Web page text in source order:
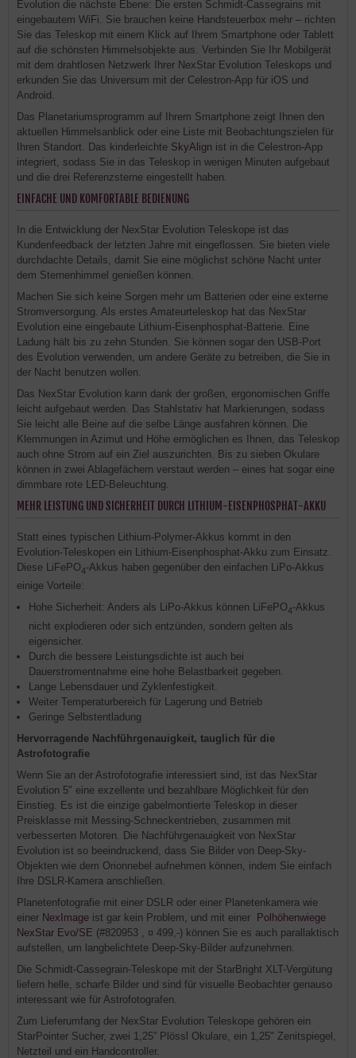
Evolution die nächste Ebene: Die ersten Schmidt-Cassegrains mit
eingebautem WiFi. Sie brauchen keine Handsteuerbox mehr – richten
Sie das Teleskop mit einem Klick auf Ihrem Smartphone oder Tablett
auf die schönsten Himmelsobjekte aus. Verbinden Sie Ihr Mobilgerät
mit dem drahtlosen Netzwerk Ihrer NexStar Evolution Teleskops und
erkunden Sie das Universum mit der Celestron-App für iOS und
Android.
Das Planetariumsprogramm auf Ihrem Smartphone zeigt Ihnen den
aktuellen Himmelsanblick oder eine Liste mit Beobachtungszielen für
Ihren Standort. Das kinderleichte SkyAlign ist in die Celestron-App
integriert, sodass Sie in das Teleskop in wenigen Minuten aufgebaut
und die drei Referenzsterne eingestellt haben.
EINFACHE UND KOMFORTABLE BEDIENUNG
In die Entwicklung der NexStar Evolution Teleskope ist das
Kundenfeedback der letzten Jahre mit eingeflossen. Sie bieten viele
durchdachte Details, damit Sie eine möglichst schöne Nacht unter
dem Sternenhimmel genießen können.
Machen Sie sich keine Sorgen mehr um Batterien oder eine externe
Stromversorgung. Als erstes Amateurteleskop hat das NexStar
Evolution eine eingebaute Lithium-Eisenphosphat-Batterie. Eine
Ladung hält bis zu zehn Stunden. Sie können sogar den USB-Port
des Evolution verwenden, um andere Geräte zu betreiben, die Sie in
der Nacht benutzen wollen.
Das NexStar Evolution kann dank der großen, ergonomischen Griffe
leicht aufgebaut werden. Das Stahlstativ hat Markierungen, sodass
Sie leicht alle Beine auf die selbe Länge ausfahren können. Die
Klemmungen in Azimut und Höhe ermöglichen es Ihnen, das Teleskop
auch ohne Strom auf ein Ziel auszurichten. Bis zu sieben Okulare
können in zwei Ablagefächern verstaut werden – eines hat sogar eine
dimmbare rote LED-Beleuchtung.
MEHR LEISTUNG UND SICHERHEIT DURCH LITHIUM-EISENPHOSPHAT-AKKU
Statt eines typischen Lithium-Polymer-Akkus kommt in den
Evolution-Teleskopen ein Lithium-Eisenphosphat-Akku zum Einsatz.
Diese LiFePO4-Akkus haben gegenüber den einfachen LiPo-Akkus
einige Vorteile:
Hohe Sicherheit: Anders als LiPo-Akkus können LiFePO4-Akkus
nicht explodieren oder sich entzünden, sondern gelten als
eigensicher.
Durch die bessere Leistungsdichte ist auch bei
Dauerstromentnahme eine hohe Belastbarkeit gegeben.
Lange Lebensdauer und Zyklenfestigkeit.
Weiter Temperaturbereich für Lagerung und Betrieb
Geringe Selbstentladung
Hervorragende Nachführgenauigkeit, tauglich für die
Astrofotografie
Wenn Sie an der Astrofotografie interessiert sind, ist das NexStar
Evolution 5" eine exzellente und bezahlbare Möglichkeit für den
Einstieg. Es ist die einzige gabelmontierte Teleskop in dieser
Preisklasse mit Messing-Schneckentrieben, zusammen mit
verbesserten Motoren. Die Nachführgenauigkeit von NexStar
Evolution ist so beeindruckend, dass Sie Bilder von Deep-Sky-
Objekten wie dem Orionnebel aufnehmen können, indem Sie einfach
Ihre DSLR-Kamera anschließen.
Planetenfotografie mit einer DSLR oder einer Planetenkamera wie
einer NexImage ist gar kein Problem, und mit einer Polhöhenwiege
NexStar Evo/SE (#820953 , ¤ 499,-) können Sie es auch parallaktisch
aufstellen, um langbelichtete Deep-Sky-Bilder aufzunehmen.
Die Schmidt-Cassegrain-Teleskope mit der StarBright XLT-Vergütung
liefern helle, scharfe Bilder und sind für visuelle Beobachter genauso
interessant wie für Astrofotografen.
Zum Lieferumfang der NexStar Evolution Teleskope gehören ein
StarPointer Sucher, zwei 1,25” Plössl Okulare, ein 1,25" Zenitspiegel,
Netzteil und ein Handcontroller.